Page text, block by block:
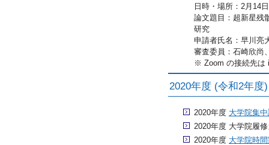
日時・場所：2月14
論文題目：超新星残
研究
申請者氏名：早川亮
審査委員：石崎欣尚
※ Zoom の接続先は
2020年度 (令和2年
2020年度 大学院集
2020年度 大学院履
2020年度 大学院時